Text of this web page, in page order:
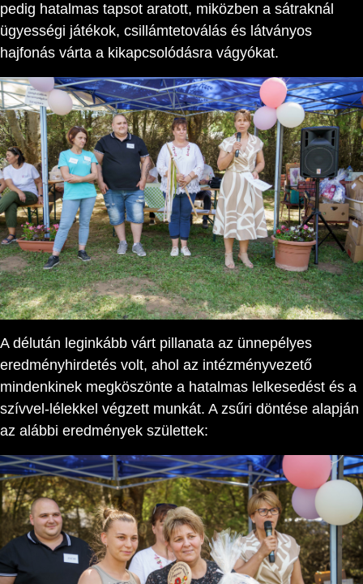
pedig hatalmas tapsot aratott, miközben a sátraknál
ügyességi játékok, csillámtetoválás és látványos
hajfonás várta a kikapcsolódásra vágyókat.
A délután leginkább várt pillanata az ünnepélyes
eredményhirdetés volt, ahol az intézményvezető
mindenkinek megköszönte a hatalmas lelkesedést és a
szívvel-lélekkel végzett munkát. A zsűri döntése alapján
az alábbi eredmények születtek: